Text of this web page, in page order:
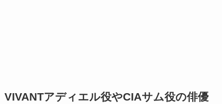
VIVANTアディエル役やCIAサム役の俳優